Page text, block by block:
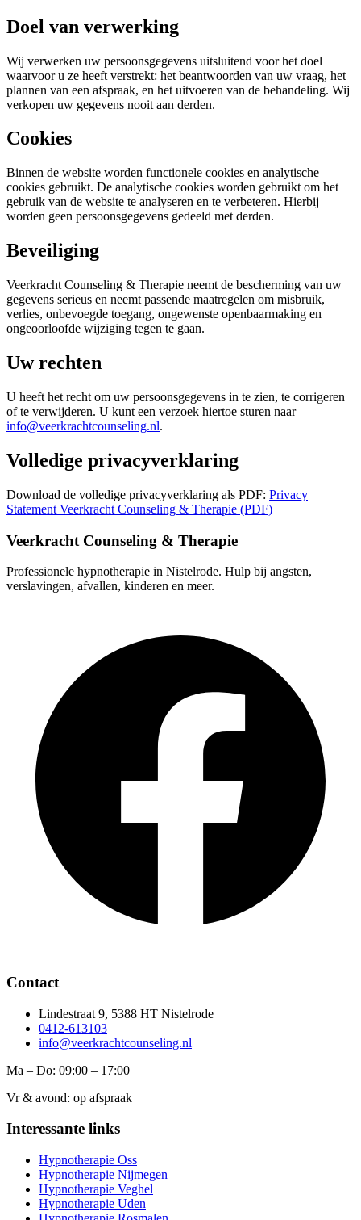
Doel van verwerking
Wij verwerken uw persoonsgegevens uitsluitend voor het doel
waarvoor u ze heeft verstrekt: het beantwoorden van uw vraag, het
plannen van een afspraak, en het uitvoeren van de behandeling. Wij
verkopen uw gegevens nooit aan derden.
Cookies
Binnen de website worden functionele cookies en analytische
cookies gebruikt. De analytische cookies worden gebruikt om het
gebruik van de website te analyseren en te verbeteren. Hierbij
worden geen persoonsgegevens gedeeld met derden.
Beveiliging
Veerkracht Counseling & Therapie neemt de bescherming van uw
gegevens serieus en neemt passende maatregelen om misbruik,
verlies, onbevoegde toegang, ongewenste openbaarmaking en
ongeoorloofde wijziging tegen te gaan.
Uw rechten
U heeft het recht om uw persoonsgegevens in te zien, te corrigeren
of te verwijderen. U kunt een verzoek hiertoe sturen naar
info@veerkrachtcounseling.nl.
Volledige privacyverklaring
Download de volledige privacyverklaring als PDF: Privacy
Statement Veerkracht Counseling & Therapie (PDF)
Veerkracht Counseling & Therapie
Professionele hypnotherapie in Nistelrode. Hulp bij angsten,
verslavingen, afvallen, kinderen en meer.
Contact
Lindestraat 9, 5388 HT Nistelrode
0412-613103
info@veerkrachtcounseling.nl
Ma – Do: 09:00 – 17:00
Vr & avond: op afspraak
Interessante links
Hypnotherapie Oss
Hypnotherapie Nijmegen
Hypnotherapie Veghel
Hypnotherapie Uden